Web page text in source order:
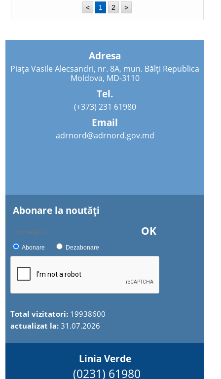
< 1 2 >
Adresa
Piața Vasile Alecsandri, nr. 8A, mun. Bălți Republica
Moldova, MD-3110
Tel.
(+373) 231 61980
Email
adrnord@adrnord.gov.md
Abonare la noutăţi
OK
Abonare Dezabonare
Total vizitatori: 19938600
actualizat la:31.07.2026
Linia Verde
(0231) 61980